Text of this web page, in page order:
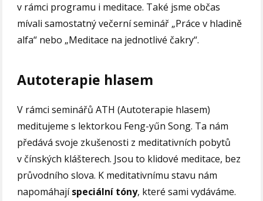
v rámci programu i meditace. Také jsme občas
mívali samostatný večerní seminář „Práce v hladině
alfa“ nebo „Meditace na jednotlivé čakry“.
Autoterapie hlasem
V rámci seminářů ATH (Autoterapie hlasem)
meditujeme s lektorkou Feng-yűn Song. Ta nám
předává svoje zkušenosti z meditativních pobytů
v čínských klášterech. Jsou to klidové meditace, bez
průvodního slova. K meditativnímu stavu nám
napomáhajíspeciální tóny, které sami vydáváme.